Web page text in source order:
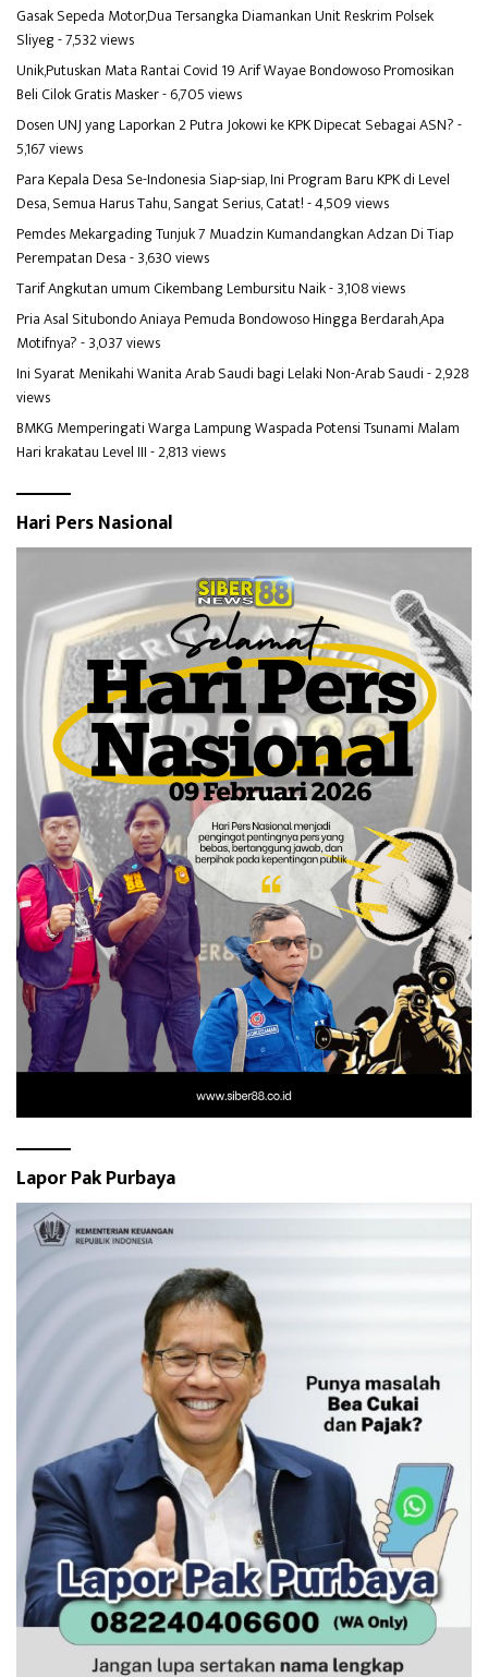
Gasak Sepeda Motor,Dua Tersangka Diamankan Unit Reskrim Polsek
Sliyeg- 7,532 views
Unik,Putuskan Mata Rantai Covid 19 Arif Wayae Bondowoso Promosikan
Beli Cilok Gratis Masker- 6,705 views
Dosen UNJ yang Laporkan 2 Putra Jokowi ke KPK Dipecat Sebagai ASN?-
5,167 views
Para Kepala Desa Se-Indonesia Siap-siap, Ini Program Baru KPK di Level
Desa, Semua Harus Tahu, Sangat Serius, Catat!- 4,509 views
Pemdes Mekargading Tunjuk 7 Muadzin Kumandangkan Adzan Di Tiap
Perempatan Desa- 3,630 views
Tarif Angkutan umum Cikembang Lembursitu Naik- 3,108 views
Pria Asal Situbondo Aniaya Pemuda Bondowoso Hingga Berdarah,Apa
Motifnya?- 3,037 views
Ini Syarat Menikahi Wanita Arab Saudi bagi Lelaki Non-Arab Saudi- 2,928
views
BMKG Memperingati Warga Lampung Waspada Potensi Tsunami Malam
Hari krakatau Level III- 2,813 views
Hari Pers Nasional
Lapor Pak Purbaya